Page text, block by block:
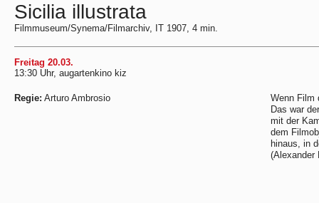
Sicilia illustrata
Filmmuseum/Synema/Filmarchiv, IT 1907, 4 min.
Freitag 20.03.
13:30 Uhr, augartenkino kiz
Regie: Arturo Ambrosio
Wenn Film
Das war
mit der
dem
hinaus, in
(Alexander